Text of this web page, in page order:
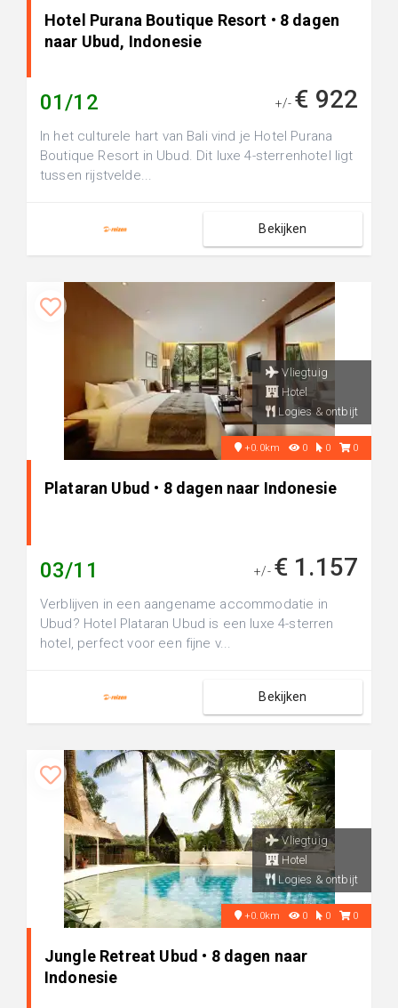
Hotel Purana Boutique Resort • 8 dagen
naar Ubud, Indonesie
01/12 +/- € 922
In het culturele hart van Bali vind je Hotel Purana
Boutique Resort in Ubud. Dit luxe 4-sterrenhotel ligt
tussen rijstvelde...
Bekijken
Vliegtuig
Hotel
Logies & ontbijt
+0.0km 0 0 0
Plataran Ubud • 8 dagen naar Indonesie
03/11 +/- € 1.157
Verblijven in een aangename accommodatie in
Ubud? Hotel Plataran Ubud is een luxe 4-sterren
hotel, perfect voor een fijne v...
Bekijken
Vliegtuig
Hotel
Logies & ontbijt
+0.0km 0 0 0
Jungle Retreat Ubud • 8 dagen naar
Indonesie